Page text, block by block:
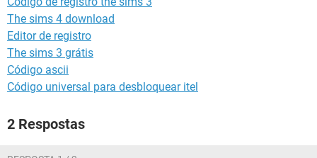
GUIA DE COMPRAS
The sims 4 download
Editor de registro
The sims 3 grátis
Código ascii
Código universal para desbloquear itel
2 Respostas